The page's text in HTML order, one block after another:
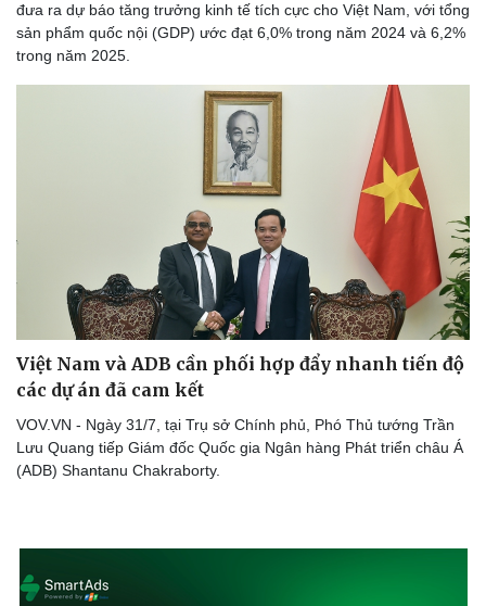
đưa ra dự báo tăng trưởng kinh tế tích cực cho Việt Nam, với tổng
sản phẩm quốc nội (GDP) ước đạt 6,0% trong năm 2024 và 6,2%
trong năm 2025.
Việt Nam và ADB cần phối hợp đẩy nhanh tiến độ
các dự án đã cam kết
VOV.VN - Ngày 31/7, tại Trụ sở Chính phủ, Phó Thủ tướng Trần
Lưu Quang tiếp Giám đốc Quốc gia Ngân hàng Phát triển châu Á
(ADB) Shantanu Chakraborty.